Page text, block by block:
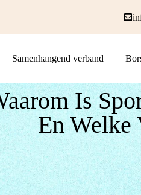
Samenhangend verband
Is
En Welke